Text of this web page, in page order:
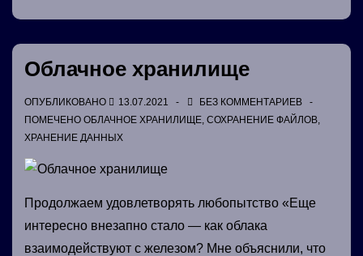
Облачное хранилище
ОПУБЛИКОВАНО 13.07.2021
БЕЗ КОММЕНТАРИЕВ
ПОМЕЧЕНО ОБЛАЧНОЕ ХРАНИЛИЩЕ, СОХРАНЕНИЕ ФАЙЛОВ,
ХРАНЕНИЕ ДАННЫХ
Продолжаем удовлетворять любопытство «Еще
интересно внезапно стало — как облака
взаимодействуют с железом? Мне объяснили, что